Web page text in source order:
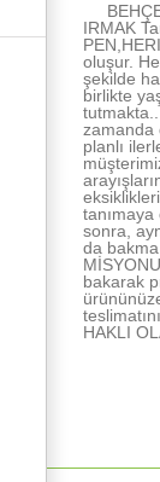
IRMAK
oluşur.
şekilde
birlikte
zamanda
planlı
sonra,
da
bakarak
HAKLI